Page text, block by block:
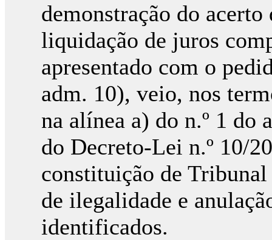
demonstração do acerto
liquidação de juros
apresentado com o
adm. 10), veio, nos
na alínea a) do n.º 1 do
do Decreto-Lei n.º 10/
constituição de
de ilegalidade e
identificados.